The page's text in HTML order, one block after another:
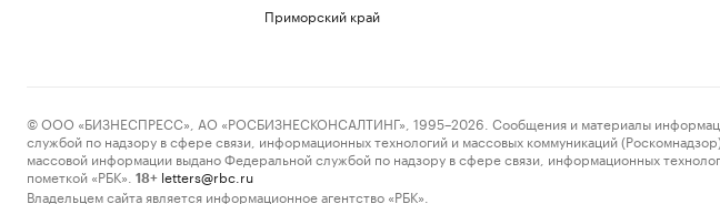
Приморский край
© ООО «БИЗНЕСПРЕСС», АО «РОСБИЗНЕСКОНСАЛТИНГ», 1995–2026. Сообщения и материалы
службой по надзору в сфере связи, информационных технологий и массовых коммуникаций
массовой информации выдано Федеральной службой по надзору в сфере связи, информационных
пометкой «РБК».
18+ letters@rbc.ru
Владельцем сайта является информационное агентство «РБК».